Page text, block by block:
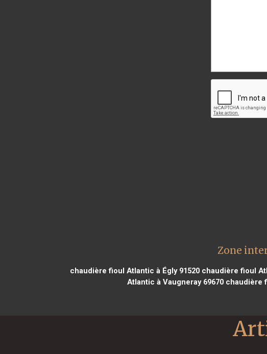
Zone
chaudière fioul Atlantic à Égly 91520chaudière fioul
Atlantic à Vaugneray 69670 chaudière